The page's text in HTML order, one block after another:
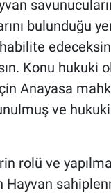
bulunduğu
Konu hukuki
Anayasa
ve
rolü ve
Hayvan